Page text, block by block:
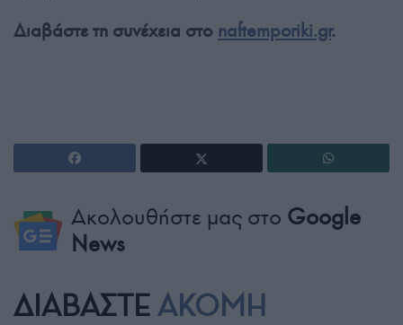
Διαβάστε τη συνέχεια στο naftemporiki.gr.
Ακολουθήστε μας στο Google
News
ΔΙΑΒΑΣΤΕ ΑΚΟΜΗ